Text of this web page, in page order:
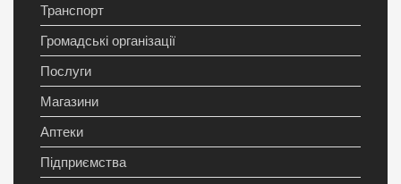
Транспорт
Громадські організації
Послуги
Магазини
Аптеки
Підприємства